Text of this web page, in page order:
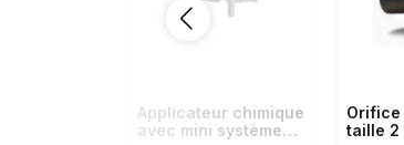
Applicateur chimique
avec mini système
Orifice
taille 2